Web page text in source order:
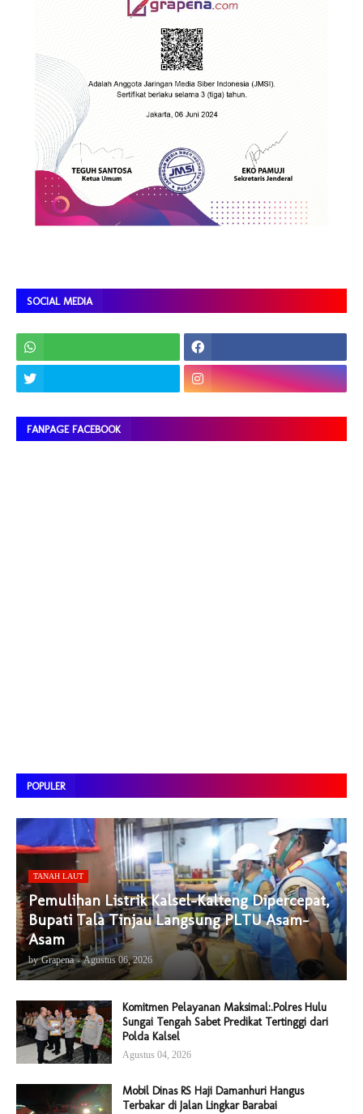
SOCIAL MEDIA
FANPAGE FACEBOOK
POPULER
TANAH LAUT
Pemulihan Listrik Kalsel-Kalteng Dipercepat,
Bupati Tala Tinjau Langsung PLTU Asam-
Asam
by Grapena - Agustus 06, 2026
Komitmen Pelayanan Maksimal:.Polres Hulu
Sungai Tengah Sabet Predikat Tertinggi dari
Polda Kalsel
Agustus 04, 2026
Mobil Dinas RS Haji Damanhuri Hangus
Terbakar di Jalan Lingkar Barabai